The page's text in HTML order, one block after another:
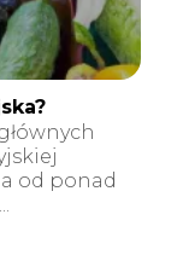
od ponad